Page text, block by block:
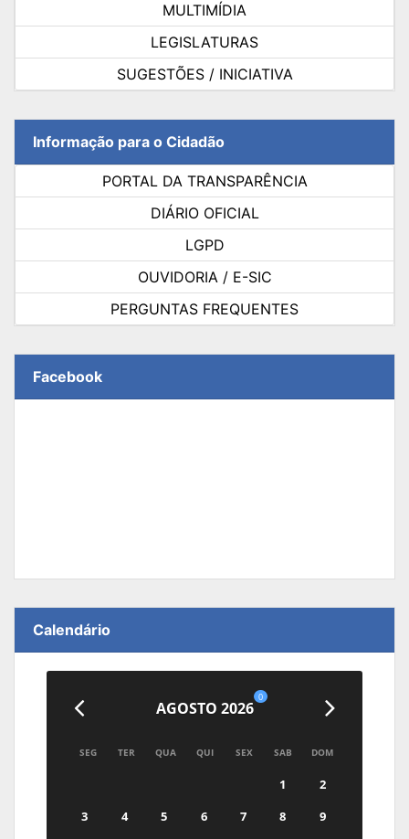
MULTIMÍDIA
LEGISLATURAS
SUGESTÕES / INICIATIVA
Informação para o Cidadão
PORTAL DA TRANSPARÊNCIA
DIÁRIO OFICIAL
LGPD
OUVIDORIA / E-SIC
PERGUNTAS FREQUENTES
Facebook
Calendário
AGOSTO 2026
0
SEG TER QUA QUI SEX SAB DOM
1
2
3
4 5 6 7 8
9